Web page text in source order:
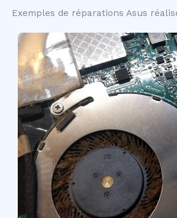
Exemples de réparations Asus